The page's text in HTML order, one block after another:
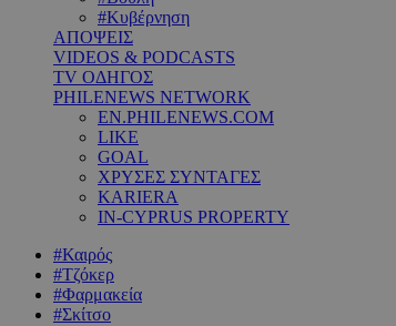
#Κυβέρνηση
ΑΠΟΨΕΙΣ
VIDEOS & PODCASTS
TV ΟΔΗΓΟΣ
PHILENEWS NETWORK
EN.PHILENEWS.COM
LIKE
GOAL
ΧΡΥΣΕΣ ΣΥΝΤΑΓΕΣ
KARIERA
IN-CYPRUS PROPERTY
#Καιρός
#Τζόκερ
#Φαρμακεία
#Σκίτσο